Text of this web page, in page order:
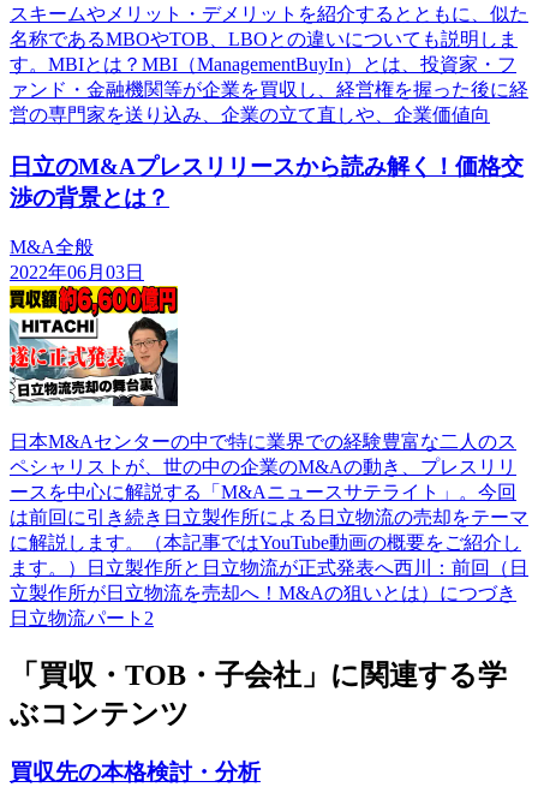
スキームやメリット・デメリットを紹介するとともに、似た
名称であるMBOやTOB、LBOとの違いについても説明しま
す。MBIとは？MBI（ManagementBuyIn）とは、投資家・フ
ァンド・金融機関等が企業を買収し、経営権を握った後に経
営の専門家を送り込み、企業の立て直しや、企業価値向
日立のM&Aプレスリリースから読み解く！価格交
渉の背景とは？
M&A全般
2022年06月03日
日本M&Aセンターの中で特に業界での経験豊富な二人のス
ペシャリストが、世の中の企業のM&Aの動き、プレスリリ
ースを中心に解説する「M&Aニュースサテライト」。今回
は前回に引き続き日立製作所による日立物流の売却をテーマ
に解説します。（本記事ではYouTube動画の概要をご紹介し
ます。）日立製作所と日立物流が正式発表へ西川：前回（日
立製作所が日立物流を売却へ！M&Aの狙いとは）につづき
日立物流パート2
「買収・TOB・子会社」に関連する学
ぶコンテンツ
買収先の本格検討・分析